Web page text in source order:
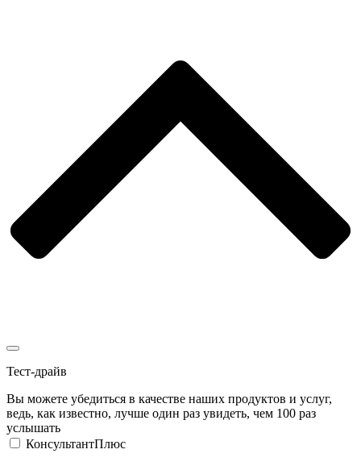
Тест-драйв
Вы можете убедиться в качестве наших продуктов и услуг,
ведь, как известно, лучше один раз увидеть, чем 100 раз
услышать
КонсультантПлюс